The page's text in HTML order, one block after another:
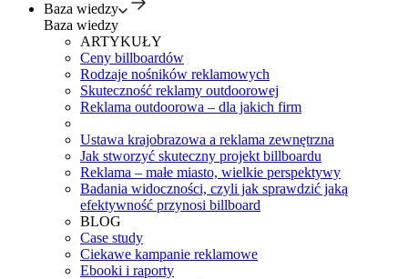
Baza wiedzy
Baza wiedzy
ARTYKUŁY
Ceny billboardów
Rodzaje nośników reklamowych
Skuteczność reklamy outdoorowej
Reklama outdoorowa – dla jakich firm
Ustawa krajobrazowa a reklama zewnętrzna
Jak stworzyć skuteczny projekt billboardu
Reklama – małe miasto, wielkie perspektywy
Badania widoczności, czyli jak sprawdzić jaką
efektywność przynosi billboard
BLOG
Case study
Ciekawe kampanie reklamowe
Ebooki i raporty